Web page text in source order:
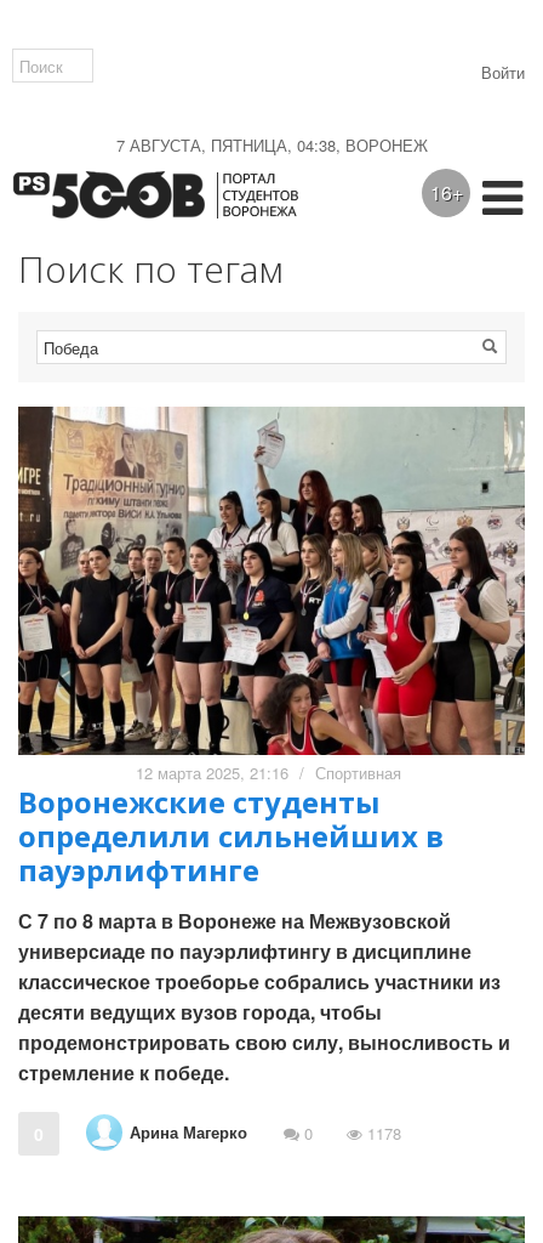
7 АВГУСТА, ПЯТНИЦА, 04:38, ВОРОНЕЖ
Войти
16+
Поиск по тегам
12 марта 2025, 21:16 / Спортивная
Воронежские студенты
определили сильнейших в
пауэрлифтинге
С 7 по 8 марта в Воронеже на Межвузовской
универсиаде по пауэрлифтингу в дисциплине
классическое троеборье собрались участники из
десяти ведущих вузов города, чтобы
продемонстрировать свою силу, выносливость и
стремление к победе.
0 Арина Магерко 0 1178